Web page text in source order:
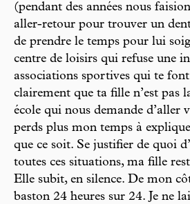
(pendant des années nous
aller-retour pour trouver un
de prendre le temps pour lui
centre de loisirs qui refuse une
associations sportives qui te
clairement que ta fille n’est pas
école qui nous demande d’aller
perds plus mon temps à
que ce soit. Se justifier de quoi
toutes ces situations, ma fille
Elle subit, en silence. De mon
baston 24 heures sur 24. Je ne